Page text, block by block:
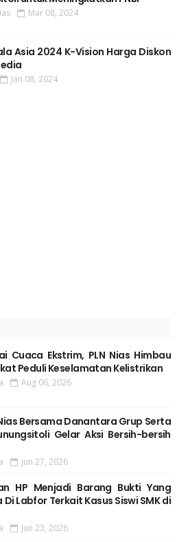
Mar 08, 2024
Asia 2024 K-Vision Harga Diskon
Jan 08, 2024
Cuaca Ekstrim, PLN Nias Himbau
Peduli Keselamatan Kelistrikan
Aug 06, 2026
Nias Bersama Danantara Grup Serta
Gelar Aksi Bersih-bersih
Jun 27, 2026
HP Menjadi Barang Bukti Yang
Di Labfor Terkait Kasus Siswi SMK di
Jun 23, 2026